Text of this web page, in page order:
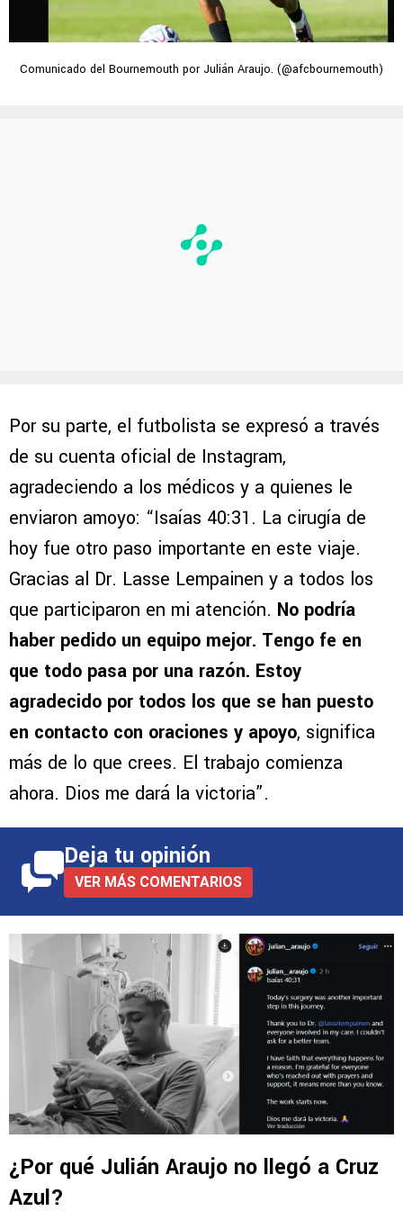
Comunicado del Bournemouth por Julián Araujo. (@afcbournemouth)
Por su parte, el futbolista se expresó a través
de su cuenta oficial de Instagram,
agradeciendo a los médicos y a quienes le
enviaron amoyo: “Isaías 40:31. La cirugía de
hoy fue otro paso importante en este viaje.
Gracias al Dr. Lasse Lempainen y a todos los
que participaron en mi atención. No podría
haber pedido un equipo mejor. Tengo fe en
que todo pasa por una razón. Estoy
agradecido por todos los que se han puesto
en contacto con oraciones y apoyo, significa
más de lo que crees. El trabajo comienza
ahora. Dios me dará la victoria”.
Deja tu opinión
VER MÁS COMENTARIOS
¿Por qué Julián Araujo no llegó a Cruz
Azul?